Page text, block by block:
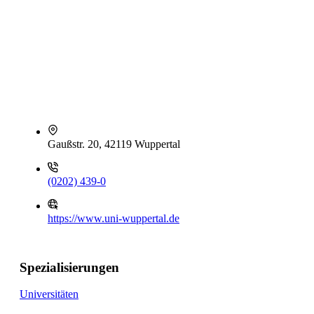
Gaußstr. 20, 42119 Wuppertal
(0202) 439-0
https://www.uni-wuppertal.de
Spezialisierungen
Universitäten